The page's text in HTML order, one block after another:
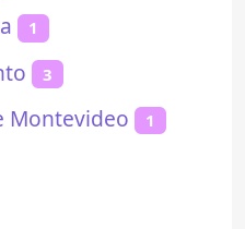
1
3
Montevideo 1